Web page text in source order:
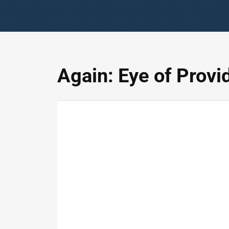
Again: Eye of